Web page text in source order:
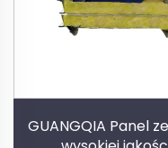
GUANGQIA Panel